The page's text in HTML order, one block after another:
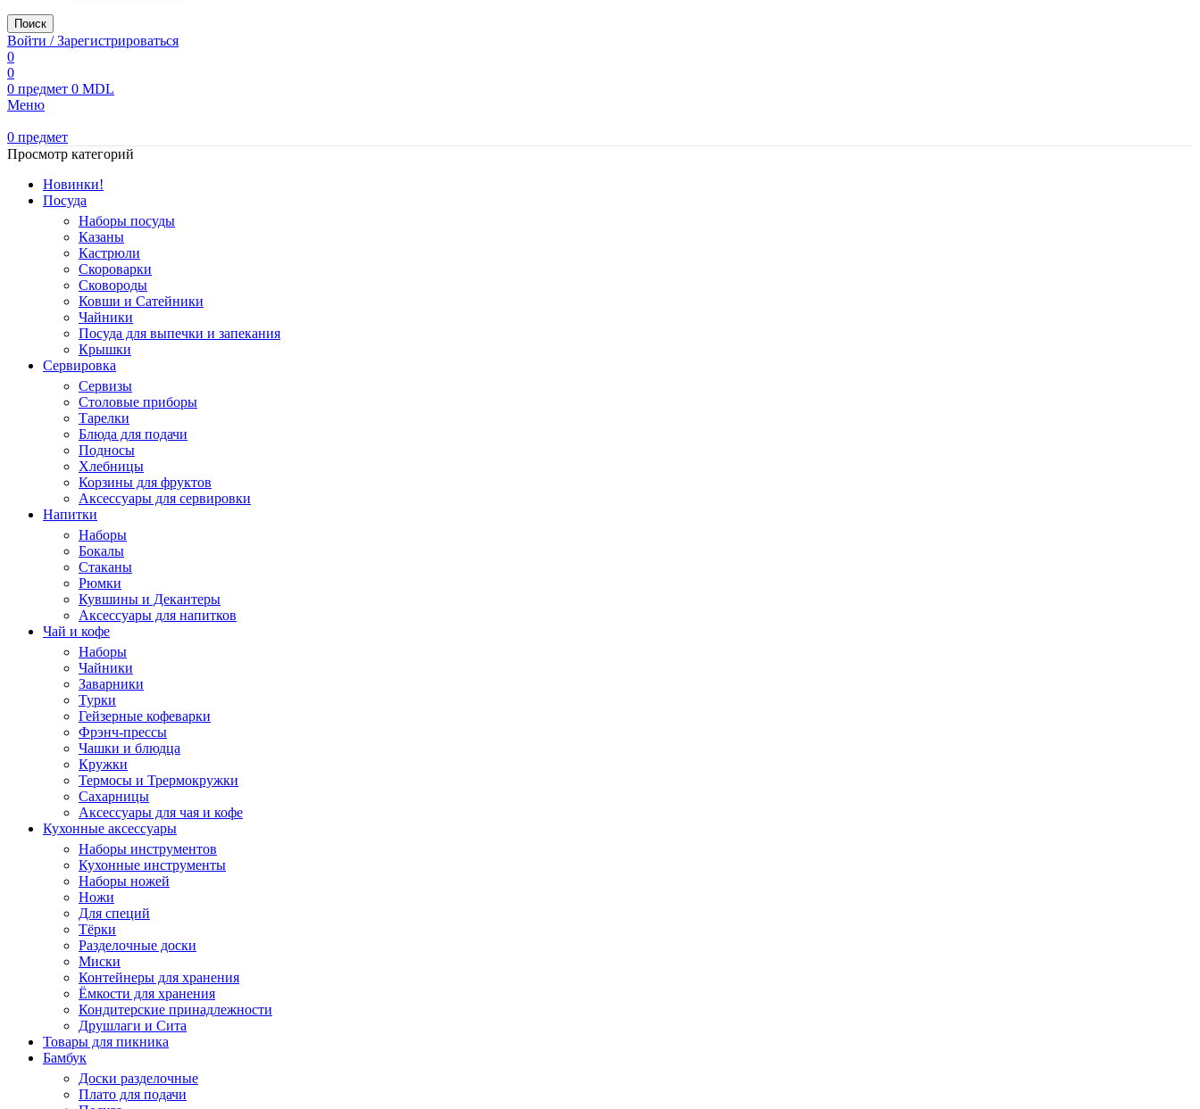
Поиск
Войти / Зарегистрироваться
0
0
0 предмет 0 MDL
Меню
0 предмет
Просмотр категорий
Новинки!
Посуда
Наборы посуды
Казаны
Кастрюли
Скороварки
Сковороды
Ковши и Сатейники
Чайники
Посуда для выпечки и запекания
Крышки
Сервировка
Сервизы
Столовые приборы
Тарелки
Блюда для подачи
Подносы
Хлебницы
Корзины для фруктов
Аксессуары для сервировки
Напитки
Наборы
Бокалы
Стаканы
Рюмки
Кувшины и Декантеры
Аксессуары для напитков
Чай и кофе
Наборы
Чайники
Заварники
Турки
Гейзерные кофеварки
Фрэнч-прессы
Чашки и блюдца
Кружки
Термосы и Трермокружки
Сахарницы
Аксессуары для чая и кофе
Кухонные аксессуары
Наборы инструментов
Кухонные инструменты
Наборы ножей
Ножи
Для специй
Тёрки
Разделочные доски
Миски
Контейнеры для хранения
Ёмкости для хранения
Кондитерские принадлежности
Друшлаги и Сита
Товары для пикника
Бамбук
Доски разделочные
Плато для подачи